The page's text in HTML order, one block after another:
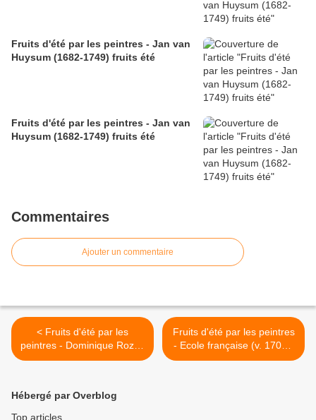
Fruits d'été par les peintres - Jan van
Huysum (1682-1749) fruits été
Fruits d'été par les peintres - Jan van
Huysum (1682-1749) fruits été
Commentaires
Ajouter un commentaire
< Fruits d'été par les
peintres - Dominique Rozier
(1840-1901) pêches et
Fruits d'été par les peintres
- Ecole française (v. 1700 -
Suiveur de Pierre Dupuis)
Hébergé par Overblog
Top articles